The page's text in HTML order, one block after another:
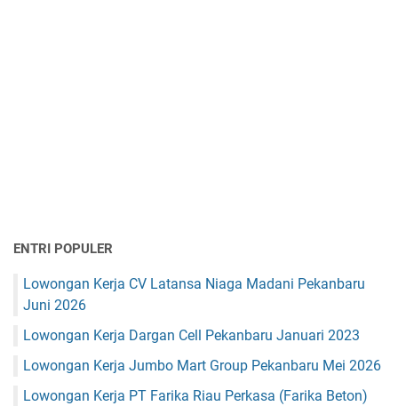
ENTRI POPULER
Lowongan Kerja CV Latansa Niaga Madani Pekanbaru
Juni 2026
Lowongan Kerja Dargan Cell Pekanbaru Januari 2023
Lowongan Kerja Jumbo Mart Group Pekanbaru Mei 2026
Lowongan Kerja PT Farika Riau Perkasa (Farika Beton)